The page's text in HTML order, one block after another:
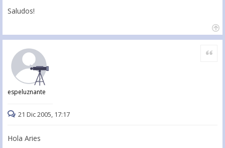
Saludos!
espeluznante
Citar
21 Dic 2005, 17:17
Hola Aries